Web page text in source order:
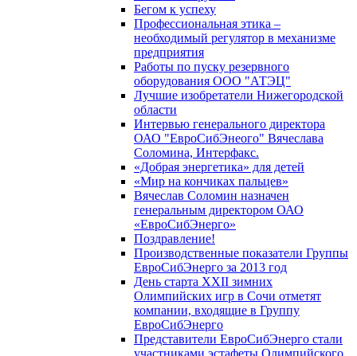
Бегом к успеху
Профессиональная этика –
необходимый регулятор в механизме
предприятия
Работы по пуску резервного
оборудования ООО "АТЭЦ"
Лучшие изобретатели Нижегородской
области
Интервью генерального директора
ОАО "ЕвроСибЭнеого" Вячеслава
Соломина, Интерфакс.
«Добрая энергетика» для детей
«Мир на кончиках пальцев»
Вячеслав Соломин назначен
генеральным директором ОАО
«ЕвроСибЭнерго»
Поздравление!
Производственные показатели Группы
ЕвроСибЭнерго за 2013 год
День старта XXII зимних
Олимпийских игр в Сочи отметят
компании, входящие в Группу
ЕвроСибЭнерго
Представители ЕвроСибЭнерго стали